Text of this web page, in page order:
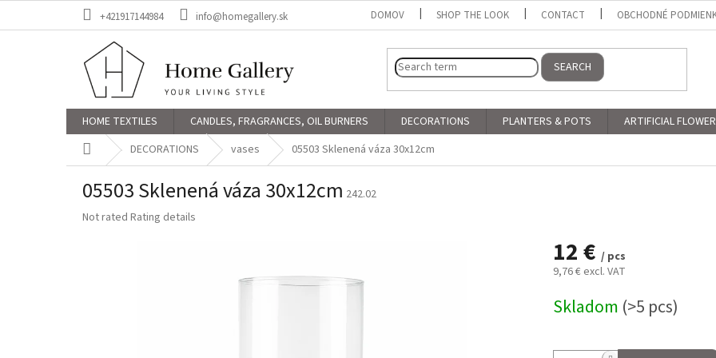
+421917144984 info@homegallery.sk DOMOV SHOP THE LOOK CONTACT OBCHODNÉ
SEARCH
HOME TEXTILES CANDLES, FRAGRANCES, OIL BURNERS DECORATIONS PLANTERS & POTS ARTIFICIAL
Home DECORATIONS vases 05503 Sklenená váza 30x12cm
05503 Sklenená váza 30x12cm 242.02
The
Not rated Rating details
12 € / pcs
9,76 € excl. VAT
price:
Skladom (>5 pcs)